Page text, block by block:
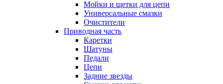
Мойки и щетки для цепи
Универсальные смазки
Очистители
Приводная часть
Каретки
Шатуны
Педали
Цепи
Задние звезды